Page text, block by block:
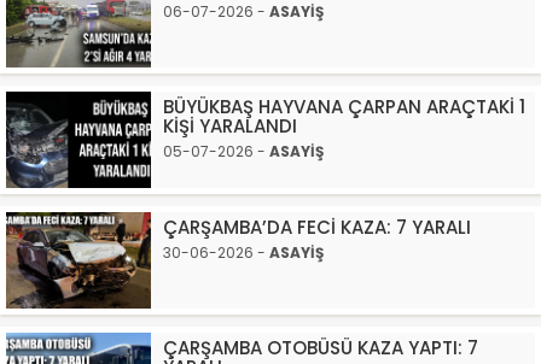
06-07-2026 - ASAYİŞ
BÜYÜKBAŞ HAYVANA ÇARPAN ARAÇTAKİ 1
KİŞİ YARALANDI
05-07-2026 - ASAYİŞ
ÇARŞAMBA’DA FECİ KAZA: 7 YARALI
30-06-2026 - ASAYİŞ
ÇARŞAMBA OTOBÜSÜ KAZA YAPTI: 7